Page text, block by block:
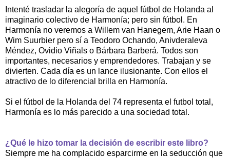
Intenté trasladar la alegoría de aquel fútbol de Holanda al
imaginario colectivo de Harmonía; pero sin fútbol. En
Harmonía no veremos a Willem van Hanegem, Arie Haan o
Wim Suurbier pero sí a Teodoro Ochando, Anivderaleva
Méndez, Ovidio Viñals o Bárbara Barberá. Todos son
importantes, necesarios y emprendedores. Trabajan y se
divierten. Cada día es un lance ilusionante. Con ellos el
atractivo de lo diferencial brilla en Harmonía.
Si el fútbol de la Holanda del 74 representa el futbol total,
Harmonía es lo más parecido a una sociedad total.
¿Qué le hizo tomar la decisión de escribir este libro?
Siempre me ha complacido esparcirme en la seducción que